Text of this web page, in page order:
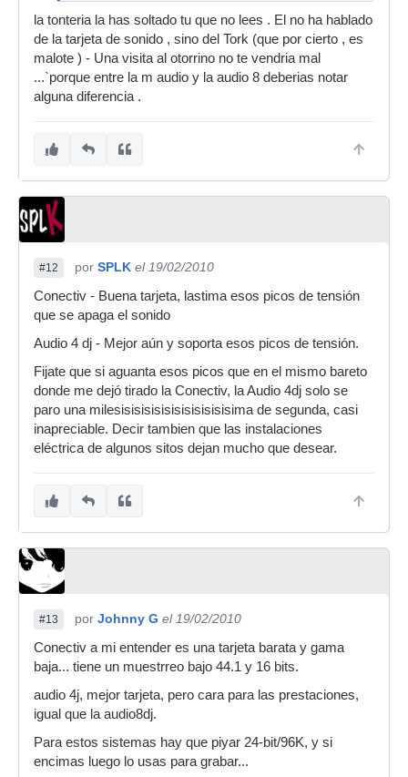
oido muy fino xD
la tonteria la has soltado tu que no lees . El no ha hablado
de la tarjeta de sonido , sino del Tork (que por cierto , es
malote ) - Una visita al otorrino no te vendria mal
...`porque entre la m audio y la audio 8 deberias notar
alguna diferencia .
#12 por SPLK el 19/02/2010
Conectiv - Buena tarjeta, lastima esos picos de tensión
que se apaga el sonido
Audio 4 dj - Mejor aún y soporta esos picos de tensión.
Fijate que si aguanta esos picos que en el mismo bareto
donde me dejó tirado la Conectiv, la Audio 4dj solo se
paro una milesisisisisisisisisisisisima de segunda, casi
inapreciable. Decir tambien que las instalaciones
eléctrica de algunos sitos dejan mucho que desear.
#13 por Johnny G el 19/02/2010
Conectiv a mi entender es una tarjeta barata y gama
baja... tiene un muestrreo bajo 44.1 y 16 bits.
audio 4j, mejor tarjeta, pero cara para las prestaciones,
igual que la audio8dj.
Para estos sistemas hay que piyar 24-bit/96K, y si
encimas luego lo usas para grabar...